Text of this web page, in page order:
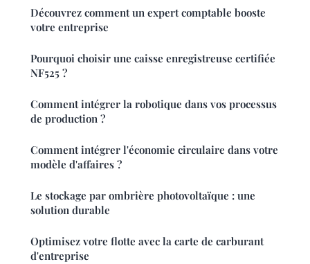
Découvrez comment un expert comptable booste
votre entreprise
Pourquoi choisir une caisse enregistreuse certifiée
NF525 ?
Comment intégrer la robotique dans vos processus
de production ?
Comment intégrer l'économie circulaire dans votre
modèle d'affaires ?
Le stockage par ombrière photovoltaïque : une
solution durable
Optimisez votre flotte avec la carte de carburant
d'entreprise